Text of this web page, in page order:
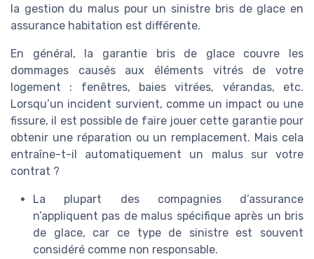
la gestion du malus pour un sinistre bris de glace en
assurance habitation est différente.
En général, la garantie bris de glace couvre les
dommages causés aux éléments vitrés de votre
logement : fenêtres, baies vitrées, vérandas, etc.
Lorsqu’un incident survient, comme un impact ou une
fissure, il est possible de faire jouer cette garantie pour
obtenir une réparation ou un remplacement. Mais cela
entraîne-t-il automatiquement un malus sur votre
contrat ?
La plupart des compagnies d’assurance
n’appliquent pas de malus spécifique après un bris
de glace, car ce type de sinistre est souvent
considéré comme non responsable.